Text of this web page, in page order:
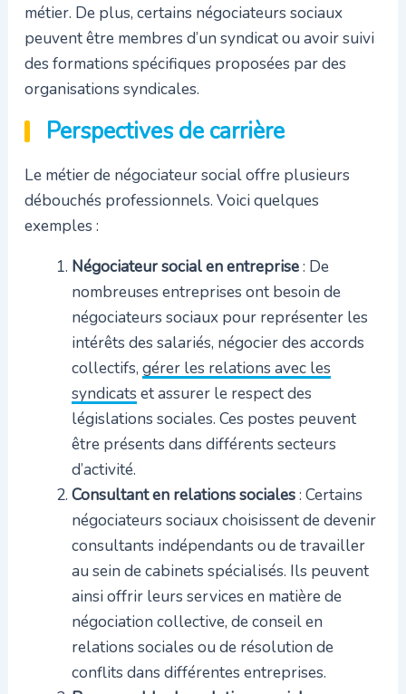
métier. De plus, certains négociateurs sociaux
peuvent être membres d’un syndicat ou avoir suivi
des formations spécifiques proposées par des
organisations syndicales.
Perspectives de carrière
Le métier de négociateur social offre plusieurs
débouchés professionnels. Voici quelques
exemples :
Négociateur social en entreprise: De
nombreuses entreprises ont besoin de
négociateurs sociaux pour représenter les
intérêts des salariés, négocier des accords
collectifs, gérer les relations avec les
syndicats et assurer le respect des
législations sociales. Ces postes peuvent
être présents dans différents secteurs
d’activité.
Consultant en relations sociales: Certains
négociateurs sociaux choisissent de devenir
consultants indépendants ou de travailler
au sein de cabinets spécialisés. Ils peuvent
ainsi offrir leurs services en matière de
négociation collective, de conseil en
relations sociales ou de résolution de
conflits dans différentes entreprises.